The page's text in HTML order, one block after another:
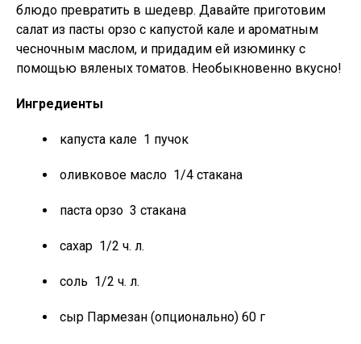
блюдо превратить в шедевр. Давайте приготовим
салат из пасты орзо с капустой кале и ароматным
чесночным маслом, и придадим ей изюминку с
помощью вяленых томатов. Необыкновенно вкусно!
Ингредиенты
капуста кале 1 пучок
оливковое масло 1/4 стакана
паста орзо 3 стакана
сахар 1/2 ч. л.
соль 1/2 ч. л.
сыр Пармезан (опционально) 60 г